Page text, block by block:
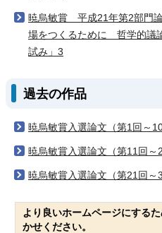
暁烏敏賞 平成21年第2部門
場をつくるために 哲学的議
試み」3
過去の作品
暁烏敏賞入選論文（第1回～10
暁烏敏賞入選論文（第11回～
暁烏敏賞入選論文（第21回～
より良いホームページにする
かせください。